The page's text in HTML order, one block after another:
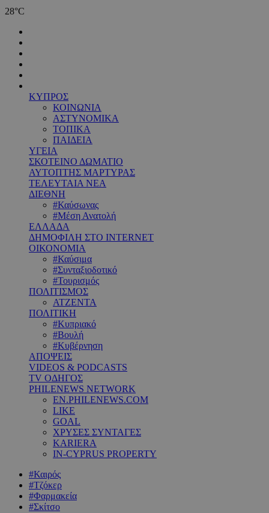
28°C
ΚΥΠΡΟΣ
ΚΟΙΝΩΝΙΑ
ΑΣΤΥΝΟΜΙΚΑ
ΤΟΠΙΚΑ
ΠΑΙΔΕΙΑ
ΥΓΕΙΑ
ΣΚΟΤΕΙΝΟ ΔΩΜΑΤΙΟ
ΑΥΤΟΠΤΗΣ ΜΑΡΤΥΡΑΣ
ΤΕΛΕΥΤΑΙΑ ΝΕΑ
ΔΙΕΘΝΗ
#Καύσωνας
#Μέση Ανατολή
ΕΛΛΑΔΑ
ΔΗΜΟΦΙΛΗ ΣΤΟ INTERNET
ΟΙΚΟΝΟΜΙΑ
#Καύσιμα
#Συνταξιοδοτικό
#Τουρισμός
ΠΟΛΙΤΙΣΜΟΣ
ΑΤΖΕΝΤΑ
ΠΟΛΙΤΙΚΗ
#Κυπριακό
#Βουλή
#Κυβέρνηση
ΑΠΟΨΕΙΣ
VIDEOS & PODCASTS
TV ΟΔΗΓΟΣ
PHILENEWS NETWORK
EN.PHILENEWS.COM
LIKE
GOAL
ΧΡΥΣΕΣ ΣΥΝΤΑΓΕΣ
KARIERA
IN-CYPRUS PROPERTY
#Καιρός
#Τζόκερ
#Φαρμακεία
#Σκίτσο